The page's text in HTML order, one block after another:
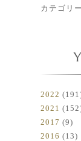
カテゴリ
2022
2021
2017 (9)
2016 (13)